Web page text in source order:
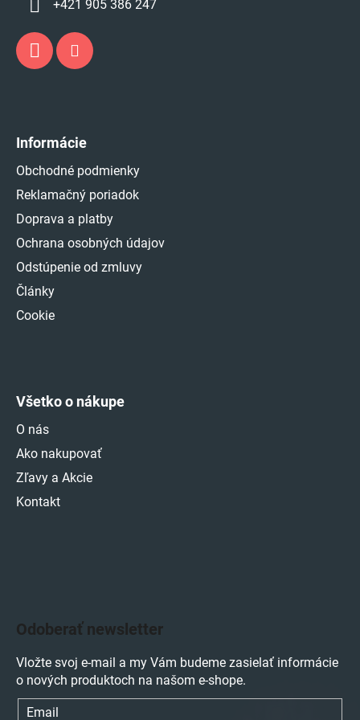
+421 905 386 247
Informácie
Obchodné podmienky
Reklamačný poriadok
Doprava a platby
Ochrana osobných údajov
Odstúpenie od zmluvy
Články
Cookie
Všetko o nákupe
O nás
Ako nakupovať
Zľavy a Akcie
Kontakt
Odoberať newsletter
Vložte svoj e-mail a my Vám budeme zasielať informácie
o nových produktoch na našom e-shope.
Email